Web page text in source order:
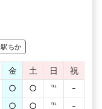
駅ちか
金 土 日
祝
○ ○ ℡
-
○ ○ ℡ -